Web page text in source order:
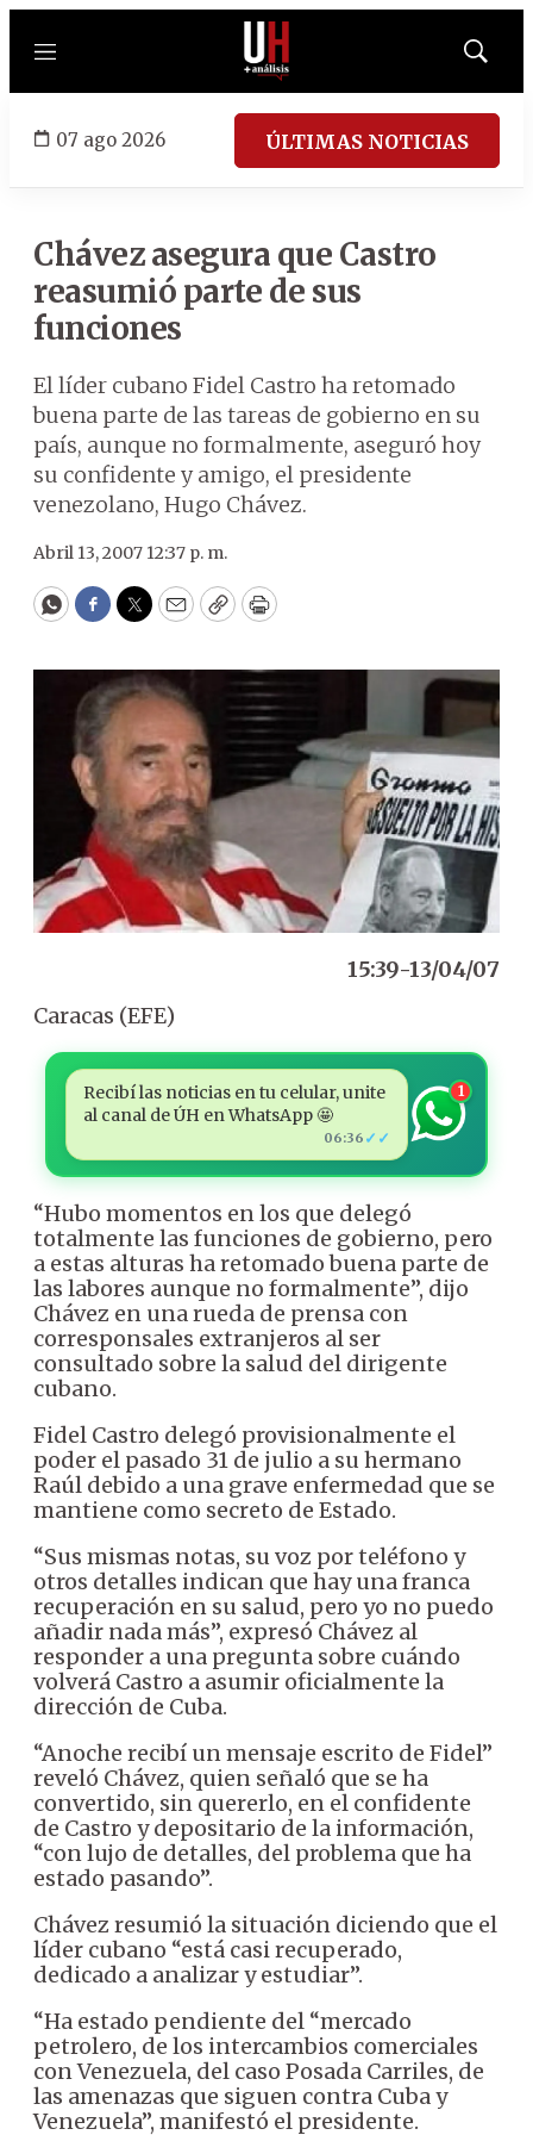
Menú
Mostrar
07 ago 2026 ÚLTIMAS NOTICIAS
Chávez asegura que Castro
reasumió parte de sus
funciones
El líder cubano Fidel Castro ha retomado
buena parte de las tareas de gobierno en su
país, aunque no formalmente, aseguró hoy
su confidente y amigo, el presidente
venezolano, Hugo Chávez.
Abril 13, 2007 12:37 p. m.
WhatsApp
Facebook
Twitter
EmailCopyPrint
15:39-13/04/07
Caracas (EFE)
Recibí las noticias en tu celular, unite
al canal de ÚH en WhatsApp 🤩
06:36 ✓✓
1
“Hubo momentos en los que delegó
totalmente las funciones de gobierno, pero
a estas alturas ha retomado buena parte de
las labores aunque no formalmente”, dijo
Chávez en una rueda de prensa con
corresponsales extranjeros al ser
consultado sobre la salud del dirigente
cubano.
Fidel Castro delegó provisionalmente el
poder el pasado 31 de julio a su hermano
Raúl debido a una grave enfermedad que se
mantiene como secreto de Estado.
“Sus mismas notas, su voz por teléfono y
otros detalles indican que hay una franca
recuperación en su salud, pero yo no puedo
añadir nada más”, expresó Chávez al
responder a una pregunta sobre cuándo
volverá Castro a asumir oficialmente la
dirección de Cuba.
“Anoche recibí un mensaje escrito de Fidel”
reveló Chávez, quien señaló que se ha
convertido, sin quererlo, en el confidente
de Castro y depositario de la información,
“con lujo de detalles, del problema que ha
estado pasando”.
Chávez resumió la situación diciendo que el
líder cubano “está casi recuperado,
dedicado a analizar y estudiar”.
“Ha estado pendiente del “mercado
petrolero, de los intercambios comerciales
con Venezuela, del caso Posada Carriles, de
las amenazas que siguen contra Cuba y
Venezuela”, manifestó el presidente.